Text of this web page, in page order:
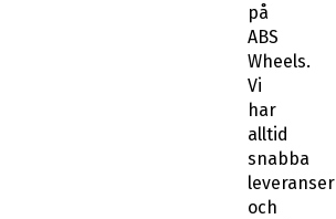
på
ABS
Wheels.
Vi
har
alltid
snabba
leveranser
och